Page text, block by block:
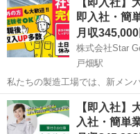
即入社・簡
月収345,000
株式会社Star
戸畑駅
私たちの製造工場では、新メン
プロセスにおいて、品質と効率
た製品作りに貢献していただき
サポートが整っているため、安
福岡 北九州市 戸畑駅
【即入社】
入社・簡単